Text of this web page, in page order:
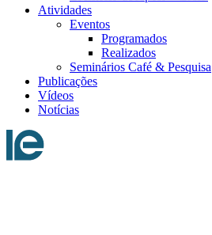
Atividades
Eventos
Programados
Realizados
Seminários Café & Pesquisa
Publicações
Vídeos
Notícias